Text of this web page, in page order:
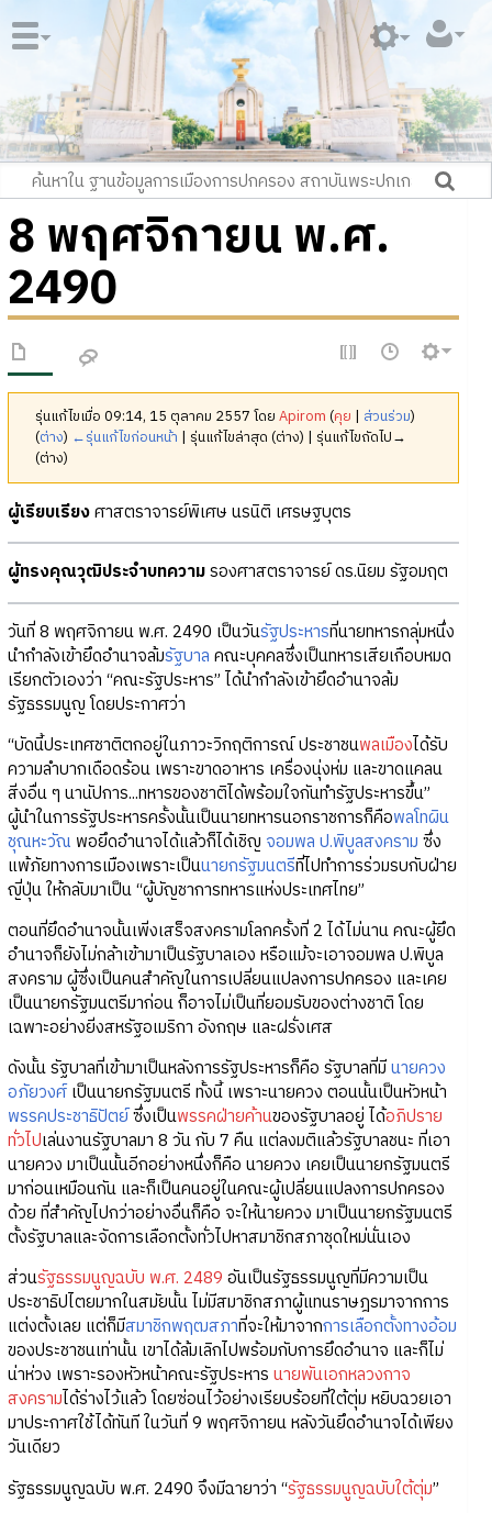
8 พฤศจิกายน พ.ศ.
2490
รุ่นแก้ไขเมื่อ 09:14, 15 ตุลาคม 2557 โดยApirom (คุย | ส่วนร่วม)
(ต่าง) ←รุ่นแก้ไขก่อนหน้า | รุ่นแก้ไขล่าสุด (ต่าง) | รุ่นแก้ไขถัดไป→
(ต่าง)
ผู้เรียบเรียงศาสตราจารย์พิเศษ นรนิติ เศรษฐบุตร
ผู้ทรงคุณวุฒิประจำบทความรองศาสตราจารย์ ดร.นิยม รัฐอมฤต
วันที่ 8 พฤศจิกายน พ.ศ. 2490 เป็นวันรัฐประหารที่นายทหารกลุ่มหนึ่ง
นำกำลังเข้ายึดอำนาจล้มรัฐบาล คณะบุคคลซึ่งเป็นทหารเสียเกือบหมด
เรียกตัวเองว่า “คณะรัฐประหาร” ได้นำกำลังเข้ายึดอำนาจล้ม
รัฐธรรมนูญ โดยประกาศว่า
“บัดนี้ประเทศชาติตกอยู่ในภาวะวิกฤติการณ์ ประชาชนพลเมืองได้รับ
ความลำบากเดือดร้อน เพราะขาดอาหาร เครื่องนุ่งห่ม และขาดแคลน
สิ่งอื่น ๆ นานัปการ...ทหารของชาติได้พร้อมใจกันทำรัฐประหารขึ้น”
ผู้นำในการรัฐประหารครั้งนั้นเป็นนายทหารนอกราชการก็คือพลโทผิน
ชุณหะวัณ พอยึดอำนาจได้แล้วก็ได้เชิญ จอมพล ป.พิบูลสงคราม ซึ่ง
แพ้ภัยทางการเมืองเพราะเป็นนายกรัฐมนตรีที่ไปทำการร่วมรบกับฝ่าย
ญี่ปุ่น ให้กลับมาเป็น “ผู้บัญชาการทหารแห่งประเทศไทย”
ตอนที่ยึดอำนาจนั้นเพิ่งเสร็จสงครามโลกครั้งที่ 2 ได้ไม่นาน คณะผู้ยึด
อำนาจก็ยังไม่กล้าเข้ามาเป็นรัฐบาลเอง หรือแม้จะเอาจอมพล ป.พิบูล
สงคราม ผู้ซึ่งเป็นคนสำคัญในการเปลี่ยนแปลงการปกครอง และเคย
เป็นนายกรัฐมนตรีมาก่อน ก็อาจไม่เป็นที่ยอมรับของต่างชาติ โดย
เฉพาะอย่างยิ่งสหรัฐอเมริกา อังกฤษ และฝรั่งเศส
ดังนั้น รัฐบาลที่เข้ามาเป็นหลังการรัฐประหารก็คือ รัฐบาลที่มีนายควง
อภัยวงศ์เป็นนายกรัฐมนตรี ทั้งนี้ เพราะนายควง ตอนนั้นเป็นหัวหน้า
พรรคประชาธิปัตย์ซึ่งเป็นพรรคฝ่ายค้านของรัฐบาลอยู่ ได้อภิปราย
ทั่วไปเล่นงานรัฐบาลมา 8 วัน กับ 7 คืน แต่ลงมติแล้วรัฐบาลชนะ ที่เอา
นายควง มาเป็นนั้นอีกอย่างหนึ่งก็คือ นายควง เคยเป็นนายกรัฐมนตรี
มาก่อนเหมือนกัน และก็เป็นคนอยู่ในคณะผู้เปลี่ยนแปลงการปกครอง
ด้วย ที่สำคัญไปกว่าอย่างอื่นก็คือ จะให้นายควง มาเป็นนายกรัฐมนตรี
ตั้งรัฐบาลและจัดการเลือกตั้งทั่วไปหาสมาชิกสภาชุดใหม่นั่นเอง
ส่วนรัฐธรรมนูญฉบับ พ.ศ. 2489 อันเป็นรัฐธรรมนูญที่มีความเป็น
ประชาธิปไตยมากในสมัยนั้น ไม่มีสมาชิกสภาผู้แทนราษฎรมาจากการ
แต่งตั้งเลย แต่ก็มีสมาชิกพฤฒสภาที่จะให้มาจากการเลือกตั้งทางอ้อม
ของประชาชนเท่านั้น เขาได้ล้มเลิกไปพร้อมกับการยึดอำนาจ และก็ไม่
น่าห่วง เพราะรองหัวหน้าคณะรัฐประหาร นายพันเอกหลวงกาจ
สงครามได้ร่างไว้แล้ว โดยซ่อนไว้อย่างเรียบร้อยที่ใต้ตุ่ม หยิบฉวยเอา
มาประกาศใช้ได้ทันที ในวันที่ 9 พฤศจิกายน หลังวันยึดอำนาจได้เพียง
วันเดียว
รัฐธรรมนูญฉบับ พ.ศ. 2490 จึงมีฉายาว่า “รัฐธรรมนูญฉบับใต้ตุ่ม”